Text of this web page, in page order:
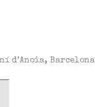
d’Anoia, Barcelona